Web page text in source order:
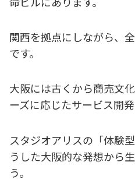
関西を拠点にしながら、
です。
大阪には古くから商売文
ーズに応じたサービス開
スタジオアリスの「体験
うした大阪的な発想から
う。